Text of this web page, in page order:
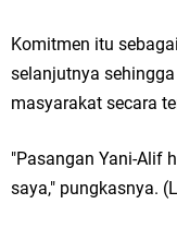
Komitmen itu
selanjutnya
masyarakat secara
"Pasangan Yani-Alif
saya," pungkasnya.